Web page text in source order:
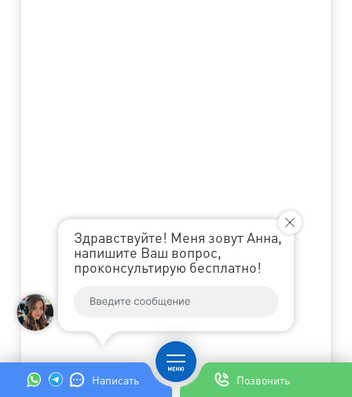
Написать Позвонить
Здравствуйте! Меня зовут Анна,
напишите Ваш вопрос,
проконсультирую бесплатно!